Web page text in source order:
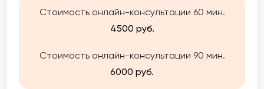
работы. Я готова помочь Вам найти
оптимальное решение, которое улучшит
приятной и насыщенной.
Стоимость онлайн-консультации 60 мин.
4500 руб.
Стоимость онлайн-консультации 90 мин.
6000 руб.